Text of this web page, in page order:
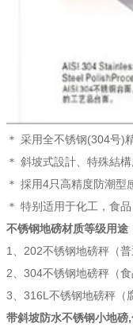
＊ 采用全不锈钢(304号)
＊ 斜坡式設計、特殊結
＊ 採用4只高精度防潮
＊ 特别适用于化工，食
不锈钢地磅材质等级用途
1、202不锈钢地磅秤（
2、304不锈钢地磅秤（
3、316L不锈钢地磅秤（
带斜坡防水不锈钢小地磅